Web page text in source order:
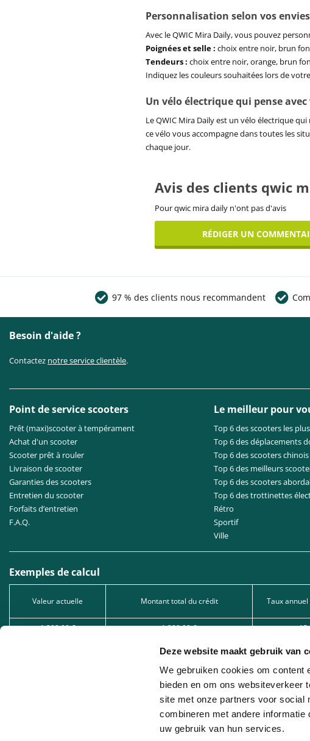
Deze website maakt gebruik van
We gebruiken cookies om content
bieden en om ons websiteverkeer
site met onze partners voor social
combineren met andere
uw gebruik van hun services.
Personnalisation selon vos envies
Avec le QWIC Mira Daily, vous pouvez
Poignées et selle : choix entre noir, brun
Tendeurs : choix entre noir, orange, brun
Indiquez les couleurs souhaitées lors de
Un vélo électrique qui pense avec
Le QWIC Mira Daily est un vélo électrique
ce vélo vous accompagne dans toutes les
chaque jour.
Avis des clients qwic
Pour qwic mira daily n'ont pas d'avis
RÉDIGER UN
97 % des clients nous recommandent
Besoin d'aide ?
Contactez notre service clientèle.
Point de service scooters
Prêt (maxi)scooter à tempérament
Achat d'un scooter
Scooter prêt à rouler
Livraison de scooter
Garanties des scooters
Entretien du scooter
Forfaits d’entretien
F.A.Q.
Le meilleur pour
Top 6 des scooters les
Top 6 des déplacements
Top 6 des scooters chinois
Top 6 des meilleurs
Top 6 des scooters
Top 6 des trottinettes
Rétro
Sportif
Ville
Exemples de calcul
Valeur actuelle Montant total du crédit Taux
1.299,00 € 1.299,00 €
2.549,00 €
5.049,00 €
Type de crédit : Prêt à tempérament, sous réserve d’acceptation de votre demande
1005.528.130, immatriculée auprès de la FSMA.
Leasing professionnel : Nous proposons du leasing professionnel en collaboration